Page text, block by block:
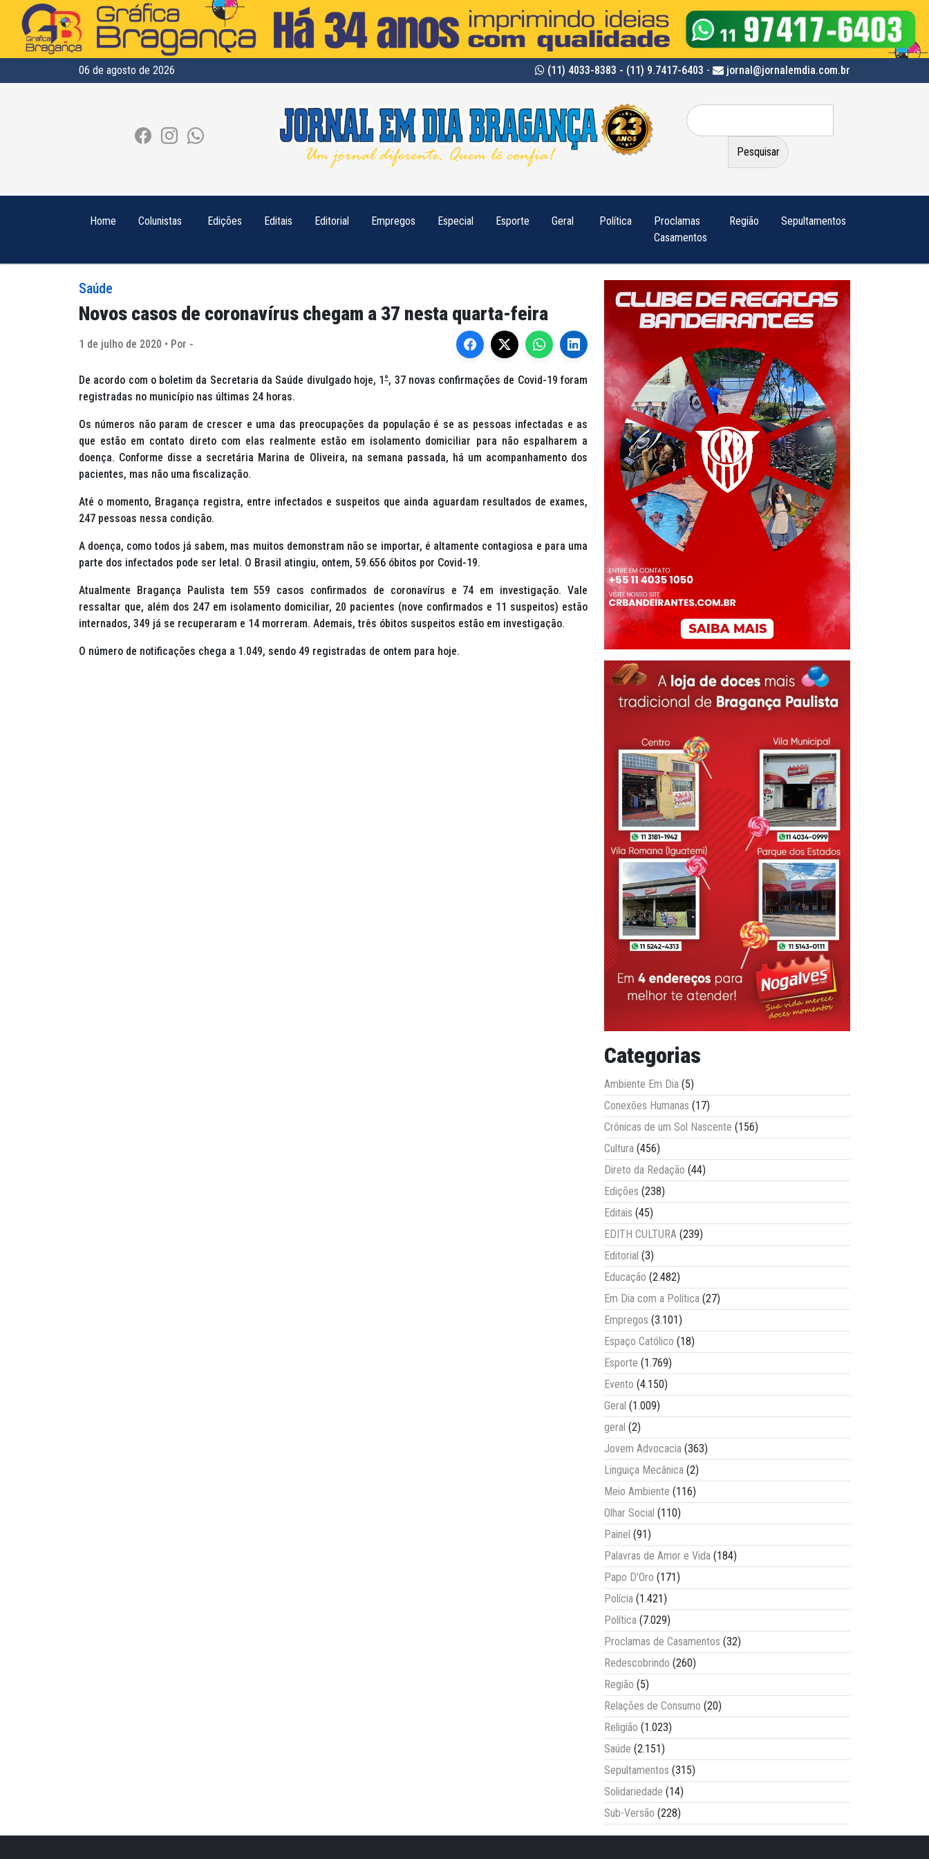
06 de agosto de 2026 (11) 4033-8383 - (11) 9.7417-6403 - jornal@jornalemdia.com.br
Pesquisar
por:
Home Colunistas Edições Editais Editorial Empregos Especial Esporte Geral Política
Proclamas
Casamentos
Região Sepultamentos
Saúde
Novos casos de coronavírus chegam a 37 nesta quarta-feira
1 de julho de 2020 • Por -
De acordo com o boletim da Secretaria da Saúde divulgado hoje, 1°, 37 novas confirmações de Covid-19 foram
registradas no município nas últimas 24 horas.
Os números não param de crescer e uma das preocupações da população é se as pessoas infectadas e as
que estão em contato direto com elas realmente estão em isolamento domiciliar para não espalharem a
doença. Conforme disse a secretária Marina de Oliveira, na semana passada, há um acompanhamento dos
pacientes, mas não uma fiscalização.
Até o momento, Bragança registra, entre infectados e suspeitos que ainda aguardam resultados de exames,
247 pessoas nessa condição.
A doença, como todos já sabem, mas muitos demonstram não se importar, é altamente contagiosa e para uma
parte dos infectados pode ser letal. O Brasil atingiu, ontem, 59.656 óbitos por Covid-19.
Atualmente Bragança Paulista tem 559 casos confirmados de coronavírus e 74 em investigação. Vale
ressaltar que, além dos 247 em isolamento domiciliar, 20 pacientes (nove confirmados e 11 suspeitos) estão
internados, 349 já se recuperaram e 14 morreram. Ademais, três óbitos suspeitos estão em investigação.
O número de notificações chega a 1.049, sendo 49 registradas de ontem para hoje.
Categorias
Ambiente Em Dia (5)
Conexões Humanas (17)
Crônicas de um Sol Nascente (156)
Cultura (456)
Direto da Redação (44)
Edições (238)
Editais (45)
EDITH CULTURA (239)
Editorial (3)
Educação (2.482)
Em Dia com a Política (27)
Empregos (3.101)
Espaço Católico (18)
Esporte (1.769)
Evento (4.150)
Geral (1.009)
geral (2)
Jovem Advocacia (363)
Linguiça Mecânica (2)
Meio Ambiente (116)
Olhar Social (110)
Painel (91)
Palavras de Amor e Vida (184)
Papo D'Oro (171)
Polícia (1.421)
Política (7.029)
Proclamas de Casamentos (32)
Redescobrindo (260)
Região (5)
Relações de Consumo (20)
Religião (1.023)
Saúde (2.151)
Sepultamentos (315)
Solidariedade (14)
Sub-Versão (228)